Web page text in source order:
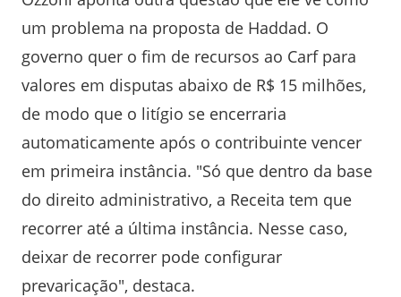
um problema na proposta de Haddad. O
governo quer o fim de recursos ao Carf para
valores em disputas abaixo de R$ 15 milhões,
de modo que o litígio se encerraria
automaticamente após o contribuinte vencer
em primeira instância. "Só que dentro da base
do direito administrativo, a Receita tem que
recorrer até a última instância. Nesse caso,
deixar de recorrer pode configurar
prevaricação", destaca.